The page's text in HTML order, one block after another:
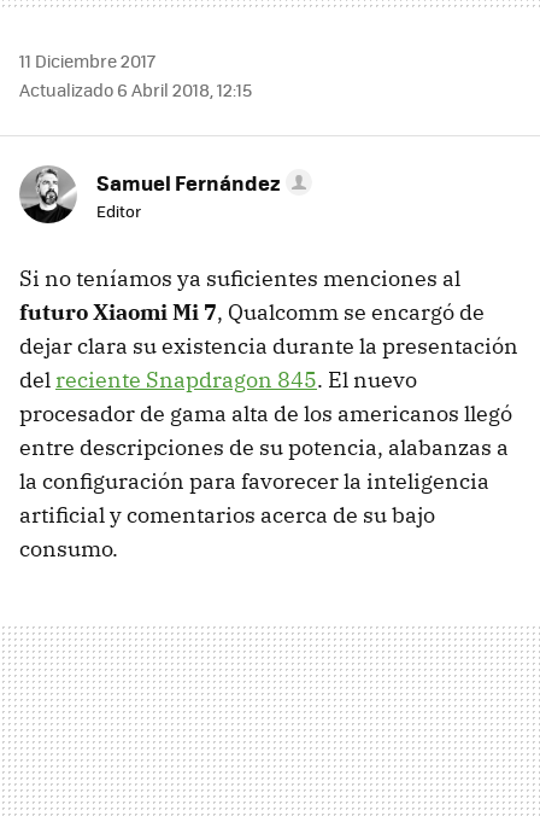
11 Diciembre 2017
Actualizado 6 Abril 2018, 12:15
Samuel Fernández
Editor
Si no teníamos ya suficientes menciones al
futuro Xiaomi Mi 7, Qualcomm se encargó de
dejar clara su existencia durante la presentación
del reciente Snapdragon 845. El nuevo
procesador de gama alta de los americanos llegó
entre descripciones de su potencia, alabanzas a
la configuración para favorecer la inteligencia
artificial y comentarios acerca de su bajo
consumo.